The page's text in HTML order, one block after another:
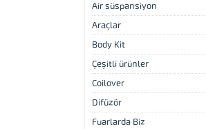
Air süspansiyon
Araçlar
Body Kit
Çeşitli ürünler
Coilover
Difüzör
Fuarlarda Biz